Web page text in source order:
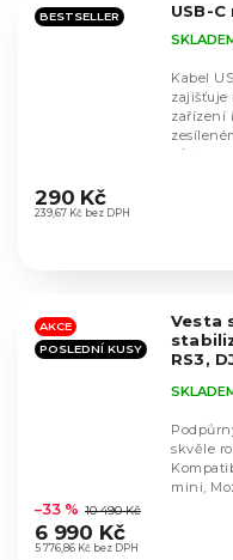
hvězdiček.
BESTSELLER USB-
hodnocení
produktu
hvězdiček.
239,67 Kč bez DPH
290 Kč
Kabel
zařízení
vůči
AKCE
POSLEDNÍ KUSY
Vesta
RS3,
Scorp
hodnocení
produktu
je
5 776,86 Kč bez DPH
–33 % 10 490 Kč
6 990 Kč
skvěle
mini,